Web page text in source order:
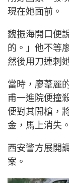
現在她面前。
魏振海開口便
的。」他不等
然後用刀連刺
當時，廖葦麗
甫一進院便撞
便對其開槍，
金，馬上消失。
西安警方展開
案。